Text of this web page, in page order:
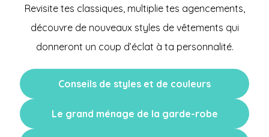
Revisite tes classiques, multiplie tes agencements,
découvre de nouveaux styles de vêtements qui
donneront un coup d’éclat à ta personnalité.
Conseils de styles et de couleurs
Le grand ménage de la garde-robe